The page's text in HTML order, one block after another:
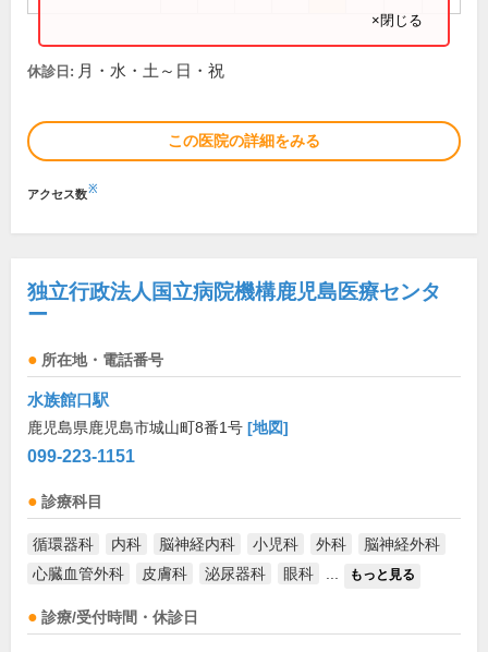
×閉じる
休診日: 月・水・土～日・祝
この医院の詳細をみる
アクセス数※
独立行政法人国立病院機構鹿児島医療センタ
ー
所在地・電話番号
水族館口駅
鹿児島県鹿児島市城山町8番1号 [地図]
099-223-1151
診療科目
循環器科 内科 脳神経内科 小児科 外科
脳神経外科
心臓血管外科
皮膚科 泌尿器科 眼科 もっと見る
診療/受付時間・休診日